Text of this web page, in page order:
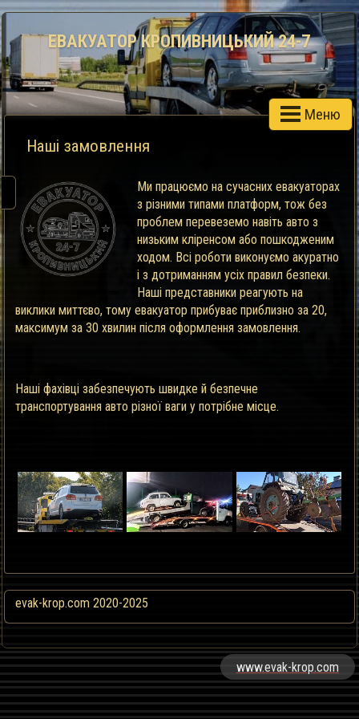
ЕВАКУАТОР КРОПИВНИЦЬКИЙ 24-7
Меню
Наші замовлення
Ми працюємо на сучасних евакуаторах
з різними типами платформ, тож без
проблем перевеземо навіть авто з
низьким кліренсом або пошкодженим
ходом. Всі роботи виконуємо акуратно
і з дотриманням усіх правил безпеки.
Наші представники реагують на
виклики миттєво, тому евакуатор прибуває приблизно за 20,
максимум за 30 хвилин після оформлення замовлення.
Наші фахівці забезпечують швидке й безпечне
транспортування авто різної ваги у потрібне місце.
evak-krop.com 2020-2025
www.evak-krop.com